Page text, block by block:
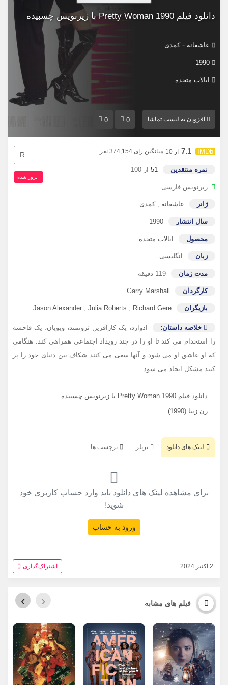
دانلود فیلم Pretty Woman 1990 با زیرنویس چسبیده
عاشقانه -کمدی
1990
ایالات متحده
افزودن به لیست تماشا 0
0
7.1 از 10 میانگین رای 374,154 نفر
نمره منتقدین 51 از 100
زیرنویس فارسی
ژانر عاشقانه ,کمدی
سال انتشار 1990
محصول ایالات متحده
زبان انگلیسی
مدت زمان 119 دقیقه
کارگردان Garry Marshall
بازیگران Jason Alexander , Julia Roberts , Richard Gere
خلاصه داستان:
ادوارد، یک کارآفرین ثروتمند، ویویان، یک فاحشه
را استخدام می کند تا او را در چند رویداد اجتماعی همراهی کند. هنگامی
که او عاشق او می شود و آنها سعی می کنند شکاف بین دنیای خود را پر
کنند مشکل ایجاد می شود.
R
بروز‌ شده
دانلود فیلم Pretty Woman 1990 با زیرنویس چسبیده
زن زیبا (1990)
لینک های دانلود تریلر برچسب ها
برای مشاهده لینک های دانلود باید وارد حساب کاربری خود
شوید!
ورود به حساب
2 اکتبر 2024 اشتراک‌گذاری
فیلم های مشابه ‹
›